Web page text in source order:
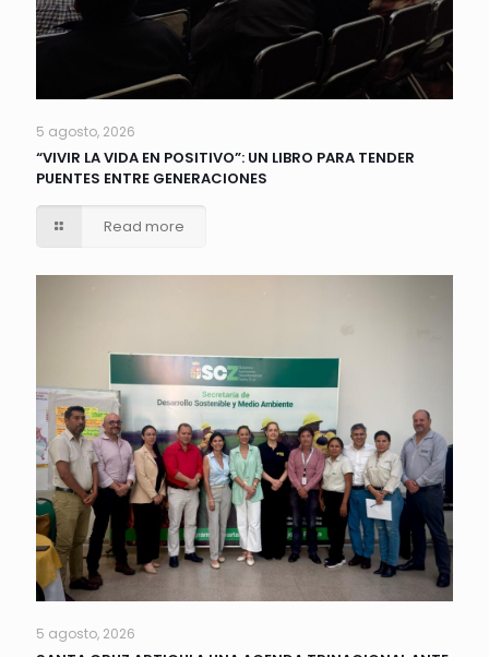
5 agosto, 2026
“VIVIR LA VIDA EN POSITIVO”: UN LIBRO PARA TENDER
PUENTES ENTRE GENERACIONES
Read more
5 agosto, 2026